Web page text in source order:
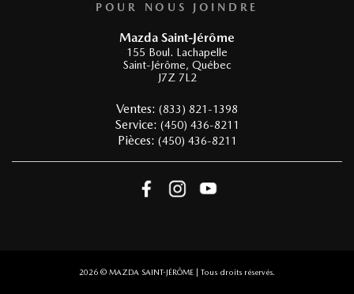
POUR NOUS JOINDRE
Mazda Saint-Jérôme
155 Boul. Lachapelle
Saint-Jérôme, Québec
J7Z 7L2
Ventes: (833) 821-1398
Service: (450) 436-8211
Pièces: (450) 436-8211
2026 © MAZDA SAINT-JÉRÔME | Tous droits réservés.